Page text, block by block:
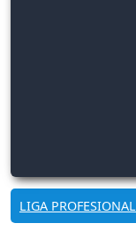
LIGA PROFESIONAL